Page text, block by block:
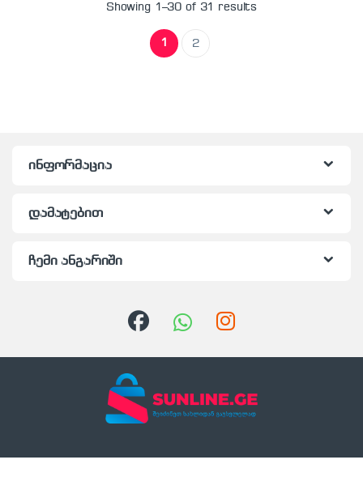
Showing 1–30 of 31 results
1 2
ინფორმაცია
დამატებით
ჩემი ანგარიში